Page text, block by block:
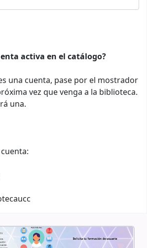
activa en el catálogo?
una cuenta, pase por el mostrador
vez que venga a la biblioteca.
una.